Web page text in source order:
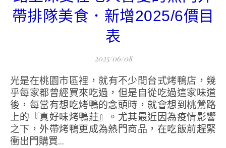
帶排隊美食．新增2025/6價目
表
2025/06/08
光是在桃園市區裡，就有不少間台式烤鴨店，幾
乎每家都曾經買來吃過，但是自從吃過這家味道
後，每當有想吃烤鴨的念頭時，就會想到桃鶯路
上的『真好味烤鴨莊』。尤其最近因為疫情影響
之下，外帶烤鴨更成為熱門商品，在吃飯前趕緊
衝出門購買...